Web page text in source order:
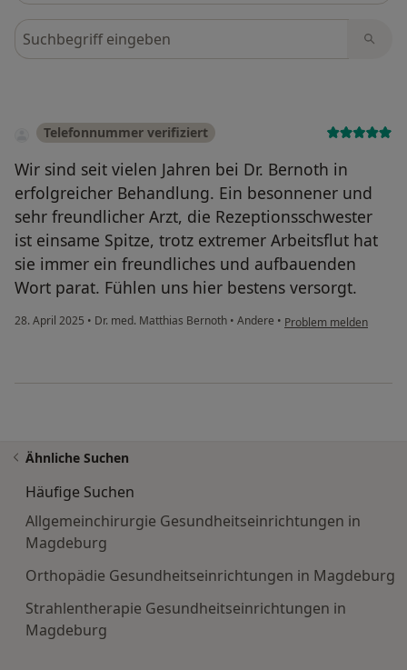
Bewertungen durchsuchen
Telefonnummer verifiziert
Wir sind seit vielen Jahren bei Dr. Bernoth in
erfolgreicher Behandlung. Ein besonnener und
sehr freundlicher Arzt, die Rezeptionsschwester
ist einsame Spitze, trotz extremer Arbeitsflut hat
sie immer ein freundliches und aufbauenden
Wort parat. Fühlen uns hier bestens versorgt.
28. April 2025 • Dr. med. Matthias Bernoth • Andere • Problem melden
Ähnliche Suchen
Häufige Suchen
Allgemeinchirurgie Gesundheitseinrichtungen in
Magdeburg
Orthopädie Gesundheitseinrichtungen in Magdeburg
Strahlentherapie Gesundheitseinrichtungen in
Magdeburg